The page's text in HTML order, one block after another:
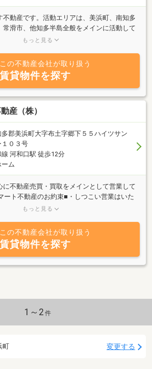
不動産です。活動エリアは、美浜町、南知多
常滑市、他知多半島全般をメインに活動して
不動産の売買・仲介・管理・リフォームなど
豊富な知識力でお客様のご希望に沿ったご提
は人生最大のお買い物です。ゑびす不動産で
こと、大切にしている想いを聞き取り的確に
。資金計画や住み替え・売却・賃貸について
安なことも沢山ある筈です。経験豊富な宅地
でも、住まわれてからも、お客様に喜んで
させていただきます。海に近い土地・戸
ゾート物件のお探し、売却希望の方もお問合
知多へのドライブの際にもお気軽にお立ち
ムページにも遊びにきてください。ご来
もっと見る
この不動産会社が取り扱う
賃貸物件を探す
産（株）
郡美浜町大字布土字郷下５５ハイツサン
１０３号
河和口駅 徒歩12分
ーム
に不動産売買・買取をメインとして営業して
ート不動産のお約束■・しつこい営業はいた
ご説明いたします・理想のお住まいに出会え
しています♪当店はご家族一組ずつご対応い
にせずごゆっくりお過ごし下さい。☆＝＝＝
＝＝＝＝＝＝＝＝＝＝＝＝＝☆◎現地集合で
ます！◎住宅ローン相談、事前審査代行手数
い所だけじゃない！物件の弱点もしっかり
＝＝＝＝＝＝＝＝☆ご案内からご契約、住宅
渡しまで一緒に同席致します！小さい会社だ
もっと見る
この不動産会社が取り扱う
賃貸物件を探す
1～2 件
町 変更する